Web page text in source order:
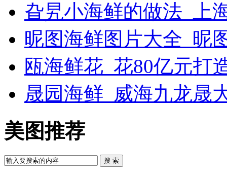
旮旯小海鲜的做法_上
昵图海鲜图片大全_昵
瓯海鲜花_花80亿元打
晟园海鲜_威海九龙晟
美图推荐
搜 索